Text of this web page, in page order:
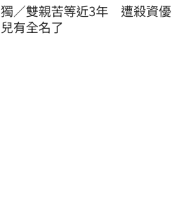
獨／雙親苦等近3年　遭殺資優
兒有全名了